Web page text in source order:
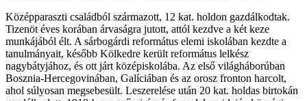
Középparaszti családból származott, 12 kat. holdon gazdálkodtak.
Tizenöt éves korában árvaságra jutott, attól kezdve a két keze
munkájából élt. A sárbogárdi református elemi iskolában kezdte a
tanulmányait, később Kölkedre került református lelkész
nagybátyjához, és ott járt középiskolába. Az első világháborúban
Bosznia-Hercegovinában, Galíciában és az orosz fronton harcolt,
ahol súlyosan megsebesült. Leszerelése után 20 kat. holdas birtokán